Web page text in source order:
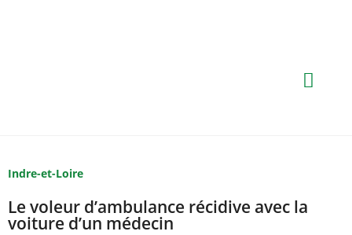
Indre-et-Loire
Le voleur d’ambulance récidive avec la
voiture d’un médecin